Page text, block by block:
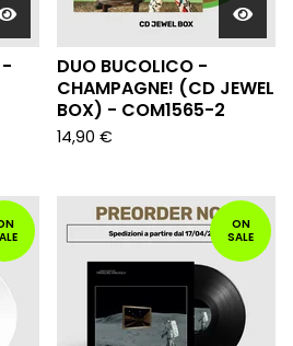
-
DUO BUCOLICO -
CHAMPAGNE! (CD JEWEL
BOX) - COM1565-2
14,90 €
ON
SALE